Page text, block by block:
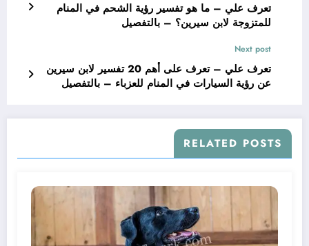
تعرف علي – ما هو تفسير رؤية الشحم في المنام
للمتزوجة لابن سيرين؟ – بالتفصيل
Next post
تعرف علي – تعرف على أهم 20 تفسير لابن سيرين
عن رؤية السيارات في المنام للعزباء – بالتفصيل
RELATED POSTS